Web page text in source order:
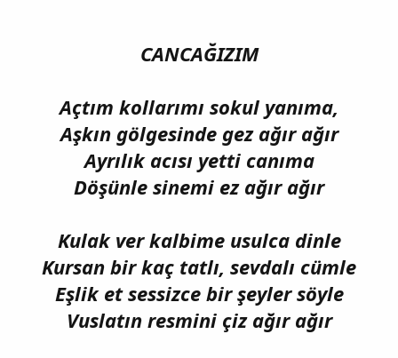
CANCAĞIZIM
Açtım kollarımı sokul yanıma,
Aşkın gölgesinde gez ağır ağır
Ayrılık acısı yetti canıma
Döşünle sinemi ez ağır ağır
Kulak ver kalbime usulca dinle
Kursan bir kaç tatlı, sevdalı cümle
Eşlik et sessizce bir şeyler söyle
Vuslatın resmini çiz ağır ağır